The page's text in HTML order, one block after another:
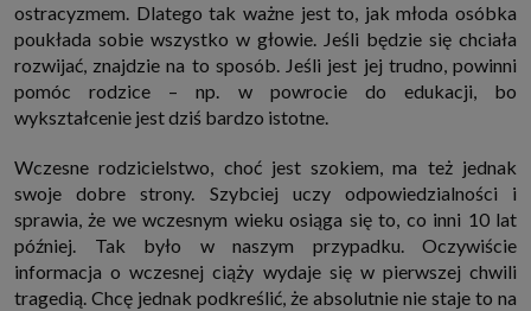
ostracyzmem. Dlatego tak ważne jest to, jak młoda osóbka
poukłada sobie wszystko w głowie. Jeśli będzie się chciała
rozwijać, znajdzie na to sposób. Jeśli jest jej trudno, powinni
pomóc rodzice – np. w powrocie do edukacji, bo
wykształcenie jest dziś bardzo istotne.
Wczesne rodzicielstwo, choć jest szokiem, ma też jednak
swoje dobre strony. Szybciej uczy odpowiedzialności i
sprawia, że we wczesnym wieku osiąga się to, co inni 10 lat
później. Tak było w naszym przypadku. Oczywiście
informacja o wczesnej ciąży wydaje się w pierwszej chwili
tragedią. Chcę jednak podkreślić, że absolutnie nie staje to na